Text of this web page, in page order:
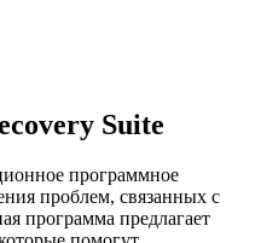
Suite
программное
проблем, связанных с
программа предлагает